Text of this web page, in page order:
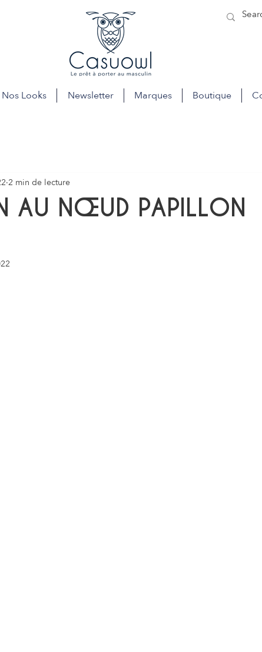
Nos Looks Newsletter Marques Boutique
AU NŒUD PAPILLON
2 min de lecture